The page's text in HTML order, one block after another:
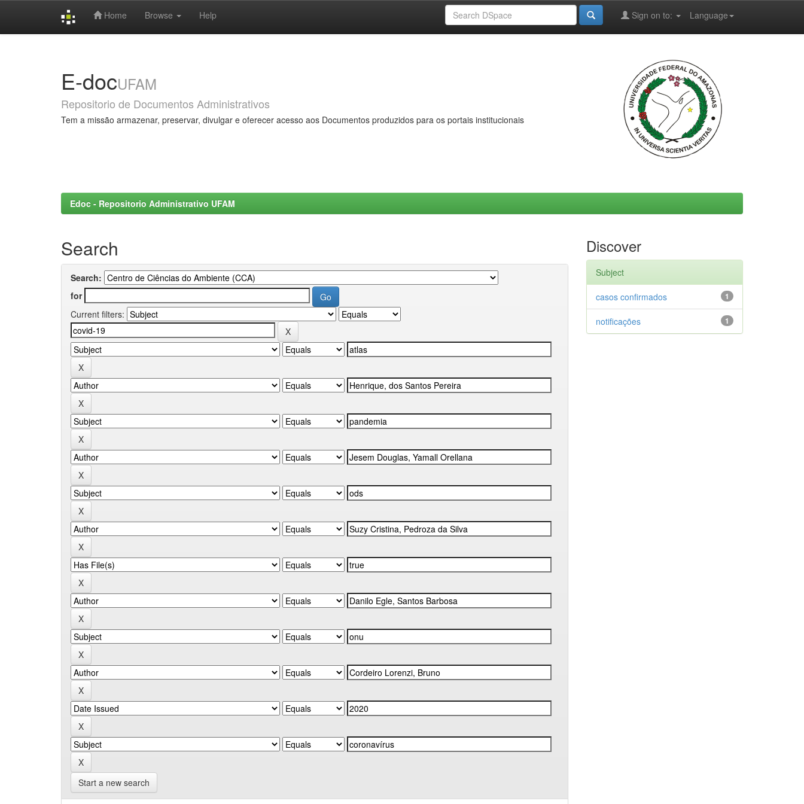
Home Browse Help Language
Sign on to:
E-docUFAM
Repositorio de Documentos Administrativos
Tem a missão armazenar, preservar, divulgar e oferecer acesso aos Documentos produzidos para os portais institucionais
Edoc - Repositorio Administrativo UFAM
Search
Search:
for
Current filters:
Start a new search
Discover
Subject
1
casos confirmados
1
notificações